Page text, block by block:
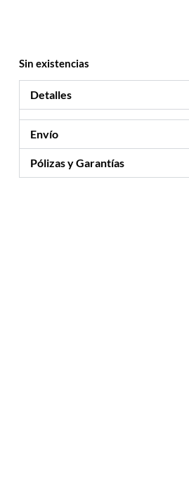
Sin existencias
Detalles
Envío
Pólizas y Garantías